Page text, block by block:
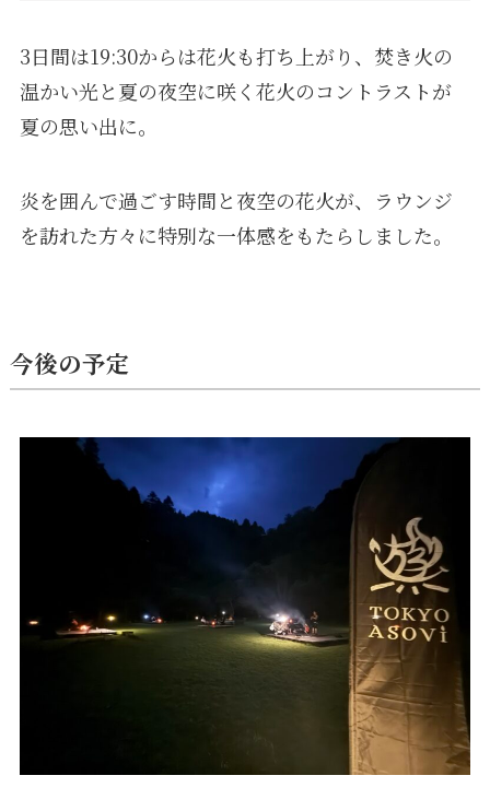
3日間は19:30からは花火も打ち上がり、焚き火の
温かい光と夏の夜空に咲く花火のコントラストが
夏の思い出に。
炎を囲んで過ごす時間と夜空の花火が、ラウンジ
を訪れた方々に特別な一体感をもたらしました。
今後の予定